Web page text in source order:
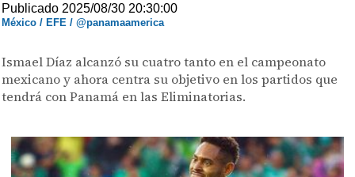
Publicado 2025/08/30 20:30:00
México / EFE / @panamaamerica
Ismael Díaz alcanzó su cuatro tanto en el campeonato
mexicano y ahora centra su objetivo en los partidos que
tendrá con Panamá en las Eliminatorias.